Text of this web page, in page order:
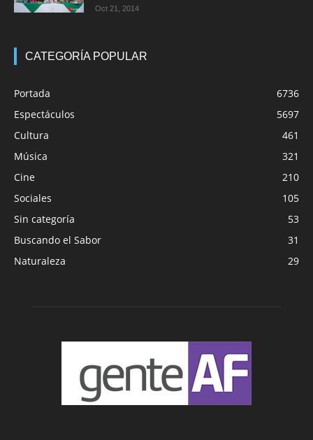
Oct 21, 2014
CATEGORÍA POPULAR
Portada
6736
Espectáculos
5697
Cultura
461
Música
321
Cine
210
Sociales
105
Sin categoría
53
Buscando el Sabor
31
Naturaleza
29